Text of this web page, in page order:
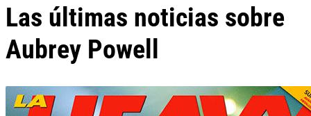
Las últimas noticias sobre
Aubrey Powell